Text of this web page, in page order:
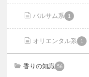
バルサム系 1
オリエンタル系 1
香りの知識 56